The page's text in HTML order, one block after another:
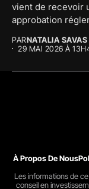
vient de recevoir
approbation
PARNATALIA SAVAS
29 MAI 2026 À
À Propos De Nous
Les informations de
conseil en